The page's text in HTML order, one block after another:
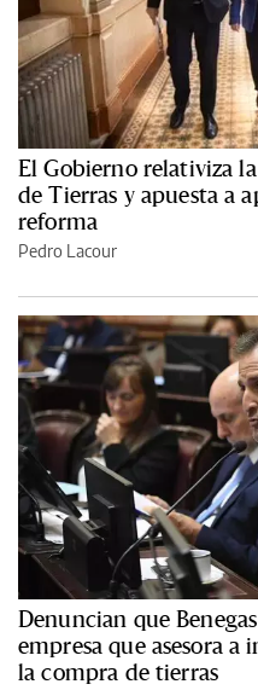
El Gobierno relativiza
de Tierras y apuesta a
reforma
Pedro Lacour
Denuncian que
empresa que asesora a
la compra de tierras